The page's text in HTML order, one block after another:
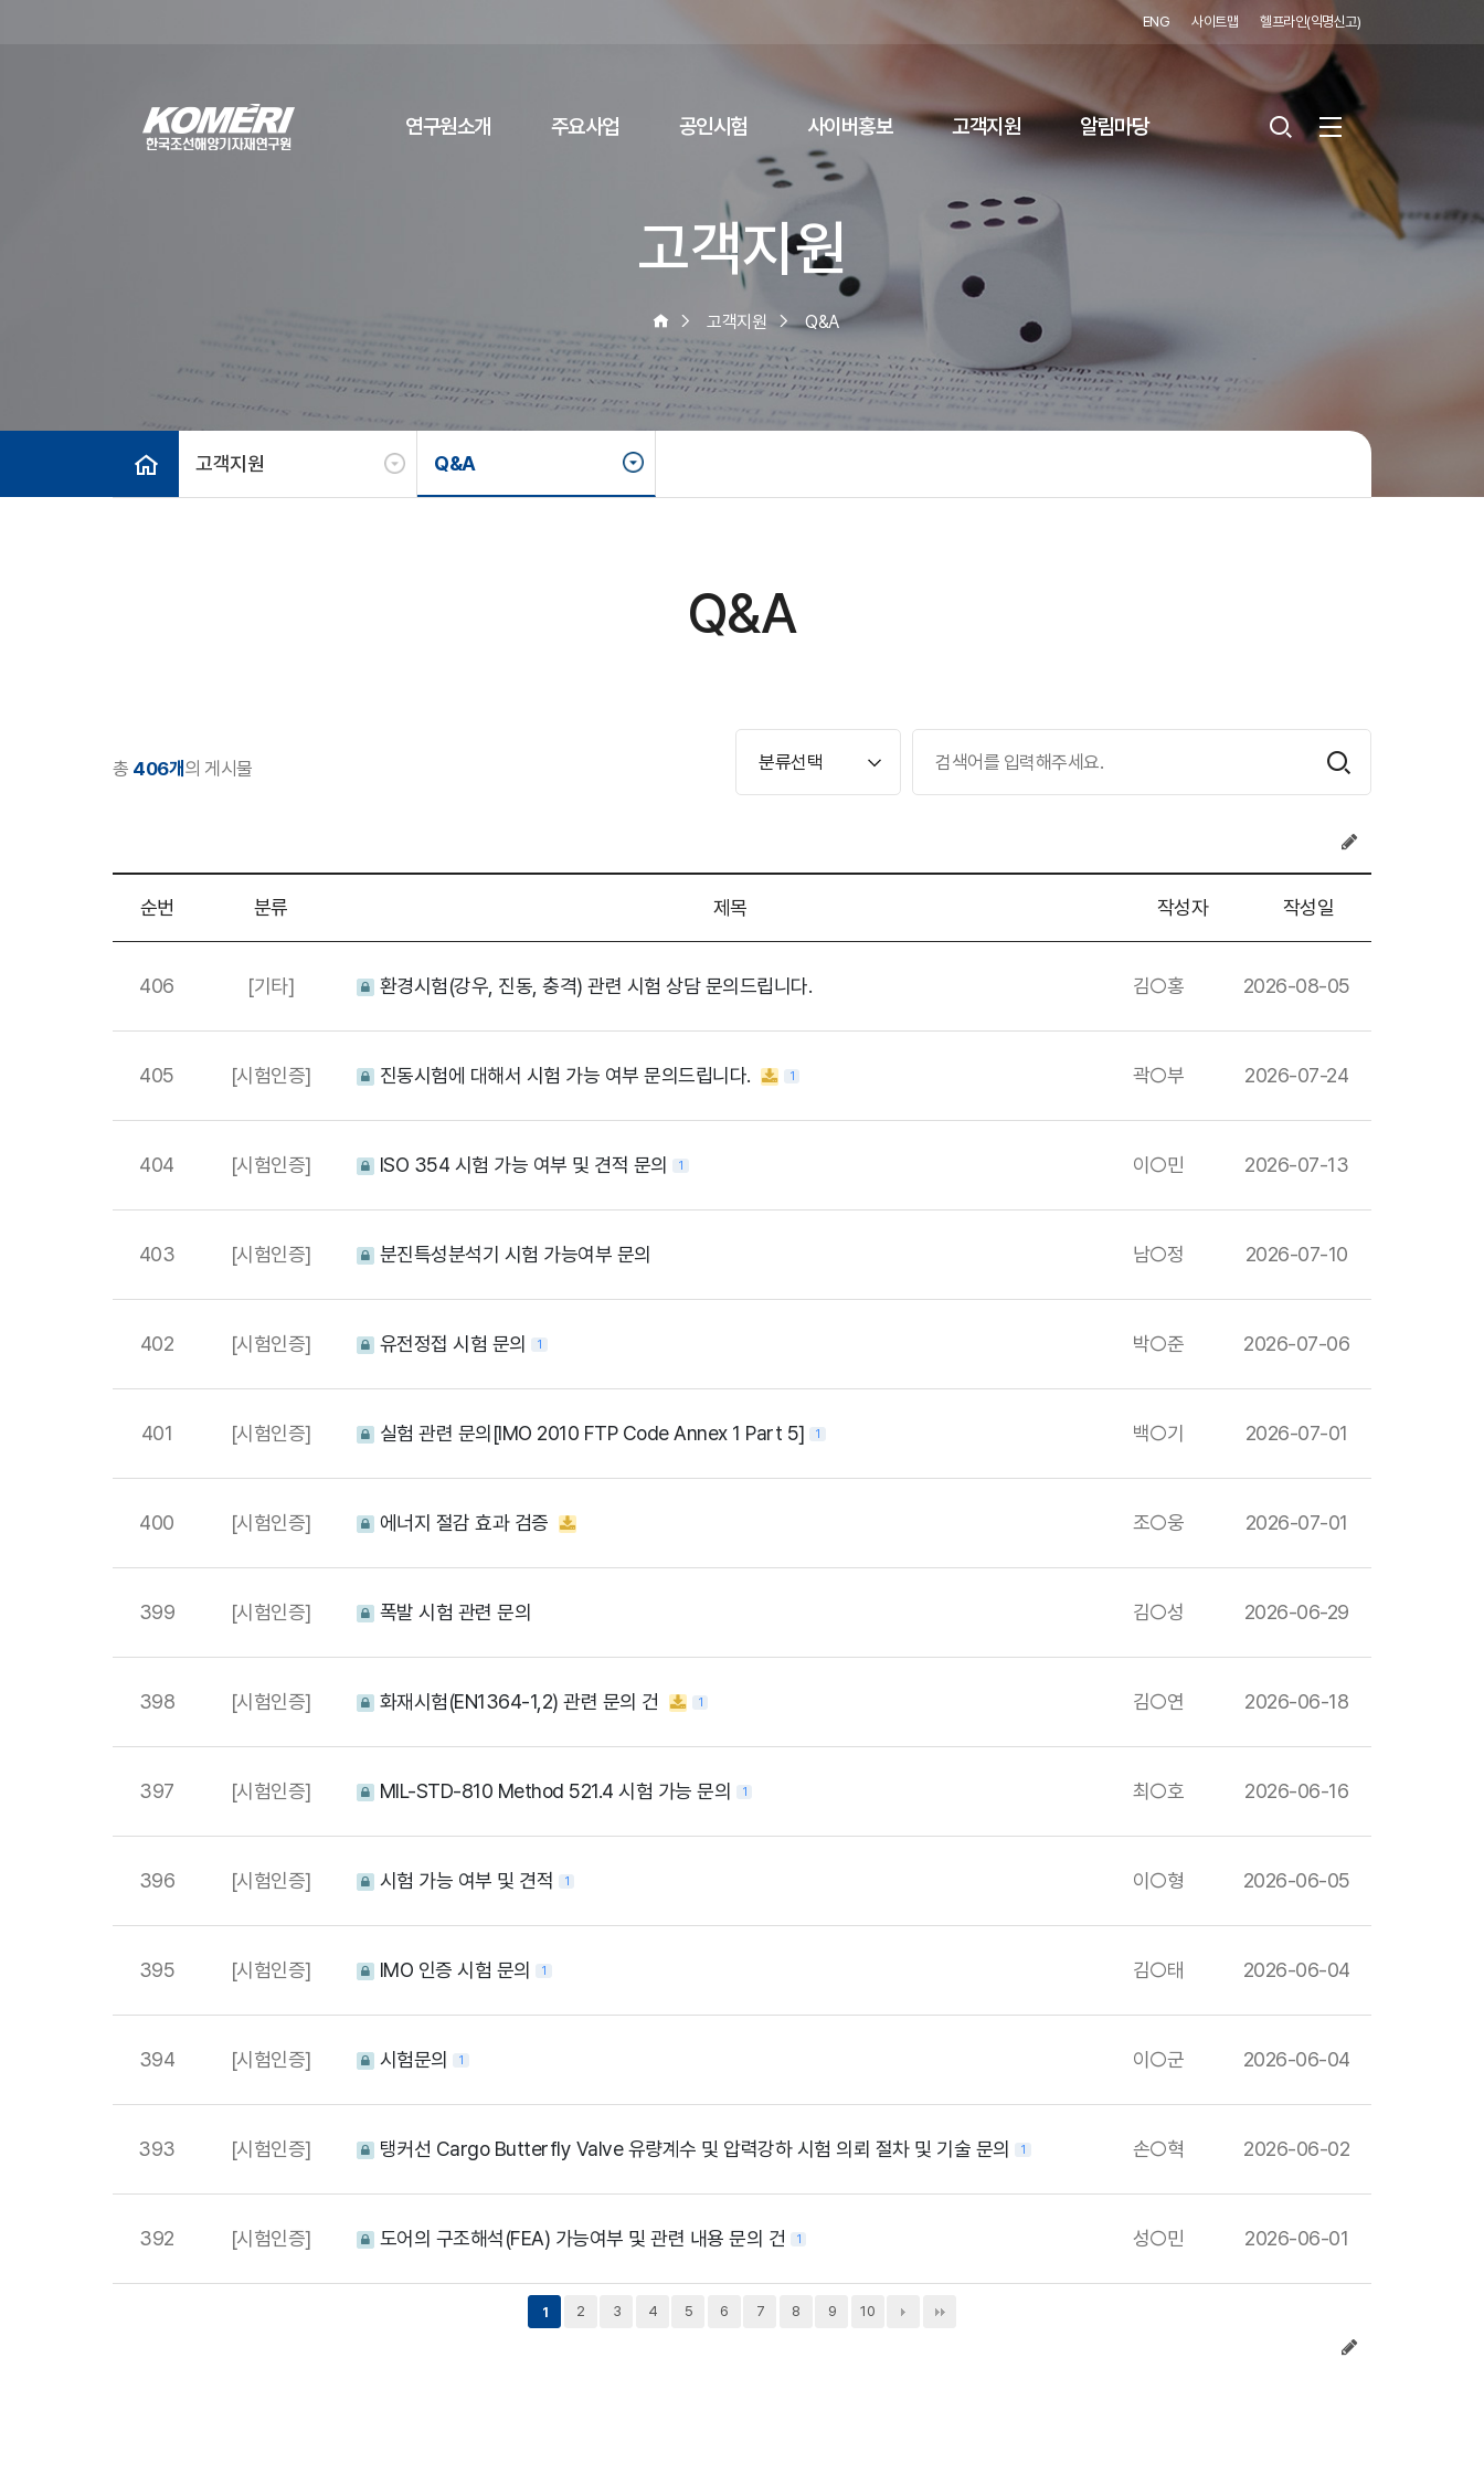
ENG 사이트맵 헬프라인(익명신고)
연구원소개 주요사업 공인시험 사이버홍보 고객지원 알림마당
고객지원
고객지원 Q&A
고객지원 Q&A
Q&A
총 406개 의 게시물
순번 분류 제목 작성자 작성일
406 [기타] 환경시험(강우, 진동, 충격) 관련 시험 상담 문의드립니다. 김○홍 2026-08-05
405 [시험인증] 진동시험에 대해서 시험 가능 여부 문의드립니다. 1 곽○부 2026-07-24
404 [시험인증] ISO 354 시험 가능 여부 및 견적 문의 1 이○민 2026-07-13
403 [시험인증] 분진특성분석기 시험 가능여부 문의 남○정 2026-07-10
402 [시험인증] 유전정접 시험 문의 1 박○준 2026-07-06
401 [시험인증] 실험 관련 문의[IMO 2010 FTP Code Annex 1 Part 5] 1 백○기 2026-07-01
400 [시험인증] 에너지 절감 효과 검증 조○웅 2026-07-01
399 [시험인증] 폭발 시험 관련 문의 김○성 2026-06-29
398 [시험인증] 화재시험(EN1364-1,2) 관련 문의 건 1 김○연 2026-06-18
397 [시험인증] MIL-STD-810 Method 521.4 시험 가능 문의 1 최○호 2026-06-16
396 [시험인증] 시험 가능 여부 및 견적 1 이○형 2026-06-05
395 [시험인증] IMO 인증 시험 문의 1 김○태 2026-06-04
394 [시험인증] 시험문의 1 이○군 2026-06-04
393 [시험인증] 탱커선 Cargo Butterfly Valve 유량계수 및 압력강하 시험 의뢰 절차 및 기술 문의 1 손○혁 2026-06-02
392 [시험인증] 도어의 구조해석(FEA) 가능여부 및 관련 내용 문의 건 1 성○민 2026-06-01
1 2 3 4 5 6 7 8 9 10